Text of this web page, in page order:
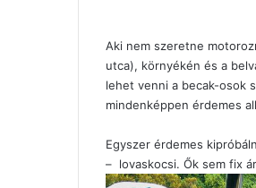
Aki nem szeretne
utca), környékén és a
lehet venni a becak-osok
mindenképpen érdemes
Egyszer érdemes
– lovaskocsi. Ők sem fix